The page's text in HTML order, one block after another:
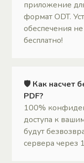
приложение
формат ODT.
обеспечения не
бесплатно!
🛡 Как насчет
PDF?
100%
доступа к
будут
сервера через